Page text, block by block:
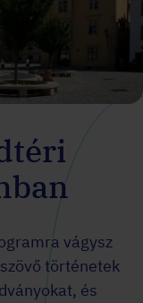
vágysz
történetek
és